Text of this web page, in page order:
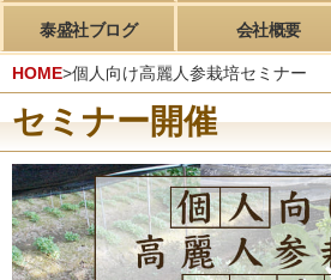
泰盛社ブログ 会社概要
HOME>個人向け高麗人参栽培セミナー
セミナー開催